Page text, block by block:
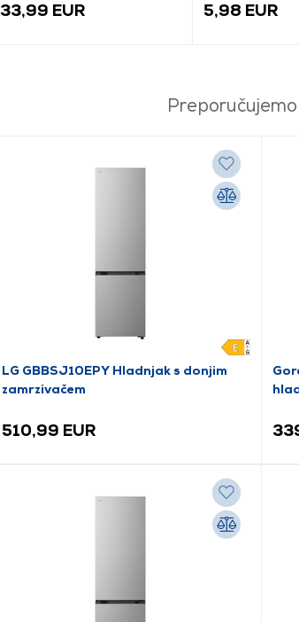
33,99 EUR 5,98 EUR
LG GBBSJ10EPY Hladnjak s donjim
zamrzivačem
510,99 EUR